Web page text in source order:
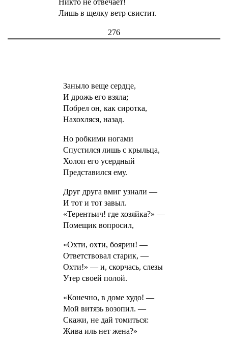
Лишь в щелку ветр свистит.
276
Заныло веще сердце,
И дрожь его взяла;
Побрел он, как сиротка,
Нахохляся, назад.
Но робкими ногами
Спустился лишь с крыльца,
Холоп его усердный
Представился ему.
Друг друга вмиг узнали —
И тот и тот завыл.
«Терентьич! где хозяйка?» —
Помещик вопросил,
«Охти, охти, боярин! —
Ответствовал старик, —
Охти!» — и, скорчась, слезы
Утер своей полой.
«Конечно, в доме худо! —
Мой витязь возопил. —
Скажи, не дай томиться:
Жива иль нет жена?»